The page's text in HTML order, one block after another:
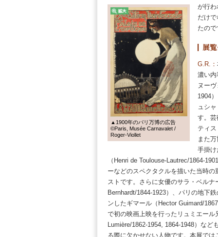
▲1900年のパリ万博の広告
©Paris, Musée Carnavalet /
Roger-Viollet
G.R.：本
ヌーヴォ
す。芸術
ティスト
また万博
手掛けた
（Henri de Toulouse-Lautrec/1864-1901）
ーなどのスペクタクルを描いた当時の重
ストです。さらに女優のサラ・ベルナール
Bernhardt/1844-1923）、パリの地下鉄の
ンしたギマール（Hector Guimard/1867-
で初の映画上映を行ったリュミエール兄弟
Lumière/1862-1954, 1864-1948）なども当
る際に欠かせない人物です。本展ではこ
家、ポスター作家、役者、技術者といっ
で活躍した人々にオマージュを捧げてい
品の全体を通して1900年代のパリを感じ
くことが、本展の醍醐味といえるでしょう